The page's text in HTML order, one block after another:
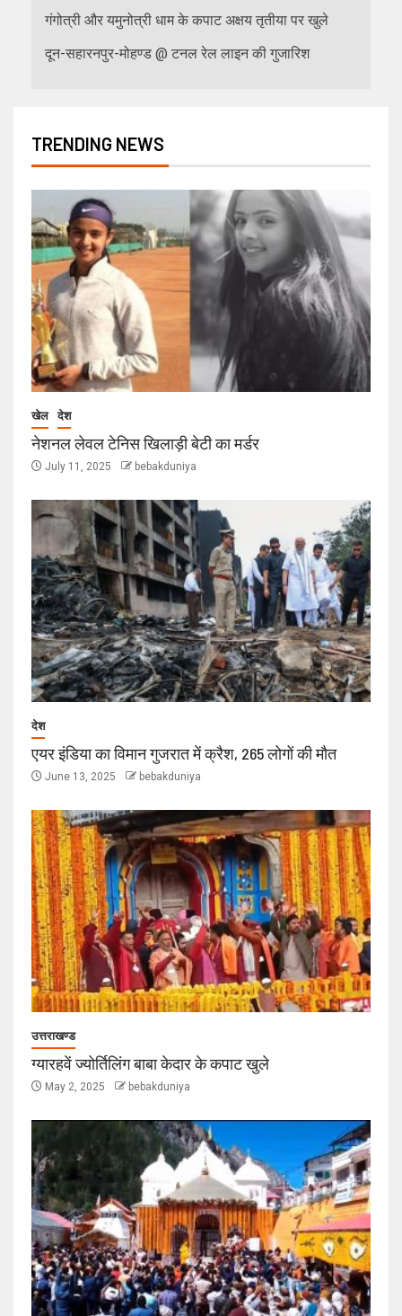
गंगोत्री और यमुनोत्री धाम के कपाट अक्षय तृतीया पर खुले
दून-सहारनपुर-मोहण्ड @ टनल रेल लाइन की गुजारिश
TRENDING NEWS
खेल देश
नेशनल लेवल टेनिस खिलाड़ी बेटी का मर्डर
July 11, 2025 bebakduniya
देश
एयर इंडिया का विमान गुजरात में क्रैश, 265 लोगों की मौत
June 13, 2025 bebakduniya
उत्तराखण्ड
ग्यारहवें ज्योर्तिलिंग बाबा केदार के कपाट खुले
May 2, 2025 bebakduniya